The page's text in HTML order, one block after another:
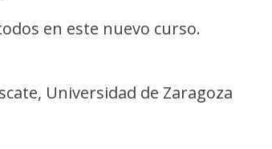
en este nuevo curso.
, Universidad de Zaragoza